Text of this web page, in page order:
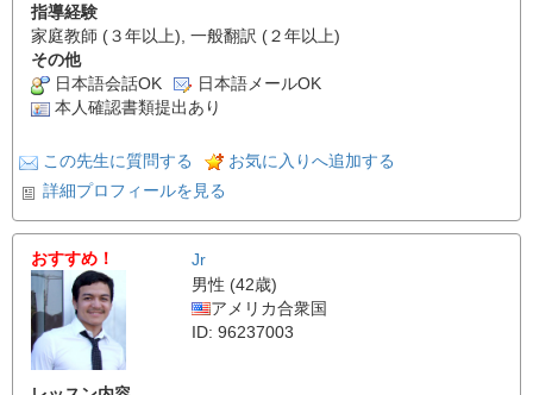
指導経験
家庭教師 (３年以上), 一般翻訳 (２年以上)
その他
日本語会話OK
日本語メールOK
本人確認書類提出あり
この先生に質問する
お気に入りへ追加する
詳細プロフィールを見る
おすすめ！
Jr
男性 (42歳)
アメリカ合衆国
ID: 96237003